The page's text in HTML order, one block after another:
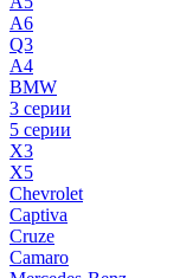
A6
Q3
A4
BMW
3 серии
5 серии
X3
X5
Chevrolet
Captiva
Cruze
Camaro